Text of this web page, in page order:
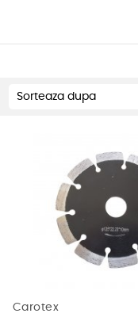
Sorteaza dupa
Carotex